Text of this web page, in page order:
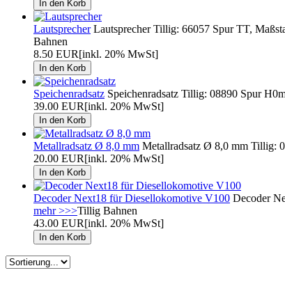
LautsprecherLautsprecher Tillig: 66057 Spur TT,
Bahnen
8.50 EUR[inkl. 20% MwSt]
Speichenradsatz Speichenradsatz Tillig: 08890 Spur
39.00 EUR[inkl. 20% MwSt]
Metallradsatz Ø 8,0 mm Metallradsatz Ø 8,0 mm Tillig:
20.00 EUR[inkl. 20% MwSt]
Decoder Next18 für Diesellokomotive V100 Decoder
mehr >>>Tillig Bahnen
43.00 EUR[inkl. 20% MwSt]